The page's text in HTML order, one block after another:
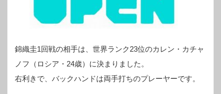
錦織圭1回戦の相手は、世界ランク23位のカレン・カチャ
ノフ（ロシア・24歳）に決まりました。
右利きで、バックハンドは両手打ちのプレーヤーです。